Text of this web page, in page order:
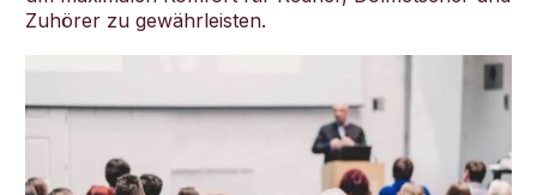
Zuhörer zu gewährleisten.